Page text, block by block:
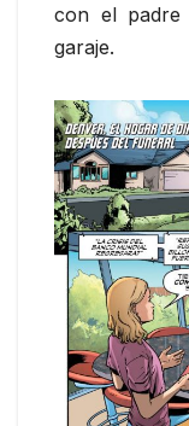
con el padre
garaje.